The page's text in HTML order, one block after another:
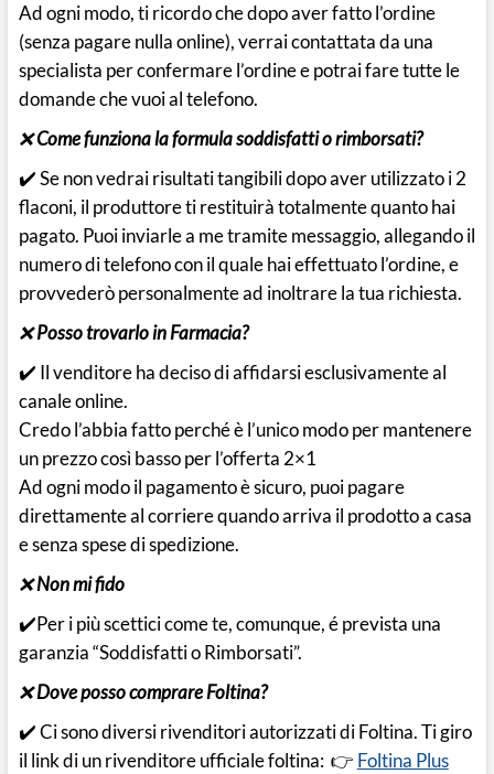
Ad ogni modo, ti ricordo che dopo aver fatto l’ordine
(senza pagare nulla online), verrai contattata da una
specialista per confermare l’ordine e potrai fare tutte le
domande che vuoi al telefono.
❌Come funziona la formula soddisfatti o rimborsati?
✔️ Se non vedrai risultati tangibili dopo aver utilizzato i 2
flaconi, il produttore ti restituirà totalmente quanto hai
pagato. Puoi inviarle a me tramite messaggio, allegando il
numero di telefono con il quale hai effettuato l’ordine, e
provvederò personalmente ad inoltrare la tua richiesta.
❌Posso trovarlo in Farmacia?
✔️ Il venditore ha deciso di affidarsi esclusivamente al
canale online.
Credo l’abbia fatto perché è l’unico modo per mantenere
un prezzo così basso per l’offerta 2×1
Ad ogni modo il pagamento è sicuro, puoi pagare
direttamente al corriere quando arriva il prodotto a casa
e senza spese di spedizione.
❌Non mi fido
✔️Per i più scettici come te, comunque, é prevista una
garanzia “Soddisfatti o Rimborsati”.
❌Dove posso comprare Foltina?
✔️ Ci sono diversi rivenditori autorizzati di Foltina. Ti giro
il link di un rivenditore ufficiale foltina: 👉 Foltina Plus